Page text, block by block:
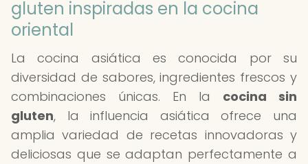
gluten inspiradas en la cocina
oriental
La cocina asiática es conocida por su
diversidad de sabores, ingredientes frescos y
combinaciones únicas. En la cocina sin
gluten, la influencia asiática ofrece una
amplia variedad de recetas innovadoras y
deliciosas que se adaptan perfectamente a